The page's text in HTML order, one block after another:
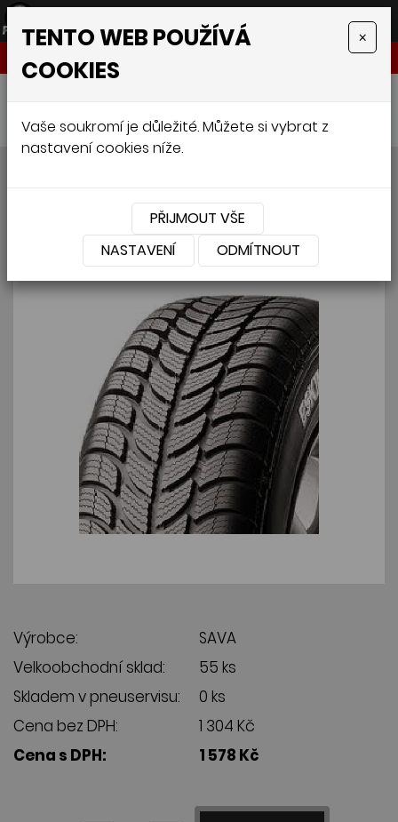
SAVA ESKIMO S3+ 185/65 R15 88T
Výrobce:
SAVA
Velkoobchodní sklad:
55 ks
Skladem v pneuservisu:
0 ks
Cena bez DPH:
1 304 Kč
Cena s DPH:
1 578 Kč
TENTO WEB POUŽÍVÁ
COOKIES
×
Vaše soukromí je důležité. Můžete si vybrat z
nastavení cookies níže.
PŘIJMOUT VŠE
NASTAVENÍ
ODMÍTNOUT